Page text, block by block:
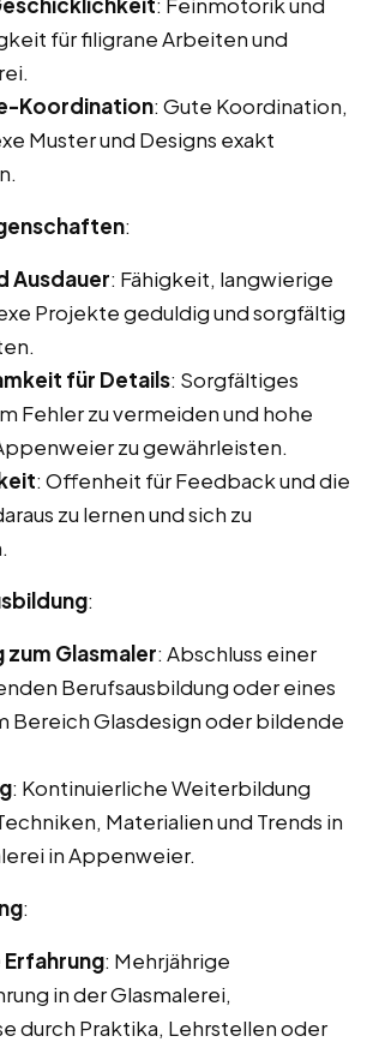
für filigrane Arbeiten und
Koordination: Gute Koordination,
Muster und Designs exakt
:
Ausdauer: Fähigkeit, langwierige
Projekte geduldig und sorgfältig
für Details: Sorgfältiges
Fehler zu vermeiden und hohe
zu gewährleisten.
: Offenheit für Feedback und die
zu lernen und sich zu
:
zum Glasmaler: Abschluss einer
Berufsausbildung oder eines
Bereich Glasdesign oder bildende
: Kontinuierliche Weiterbildung
Materialien und Trends in
in Appenweier.
:
: Mehrjährige
in der Glasmalerei,
durch Praktika, Lehrstellen oder